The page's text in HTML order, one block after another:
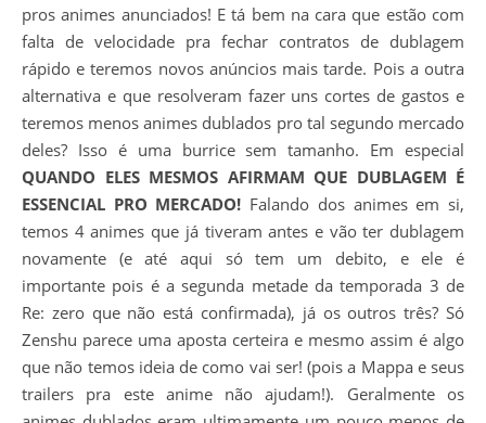
pros animes anunciados! E tá bem na cara que estão com
falta de velocidade pra fechar contratos de dublagem
rápido e teremos novos anúncios mais tarde. Pois a outra
alternativa e que resolveram fazer uns cortes de gastos e
teremos menos animes dublados pro tal segundo mercado
deles? Isso é uma burrice sem tamanho. Em especial
QUANDO ELES MESMOS AFIRMAM QUE DUBLAGEM É
ESSENCIAL PRO MERCADO! Falando dos animes em si,
temos 4 animes que já tiveram antes e vão ter dublagem
novamente (e até aqui só tem um debito, e ele é
importante pois é a segunda metade da temporada 3 de
Re: zero que não está confirmada), já os outros três? Só
Zenshu parece uma aposta certeira e mesmo assim é algo
que não temos ideia de como vai ser! (pois a Mappa e seus
trailers pra este anime não ajudam!). Geralmente os